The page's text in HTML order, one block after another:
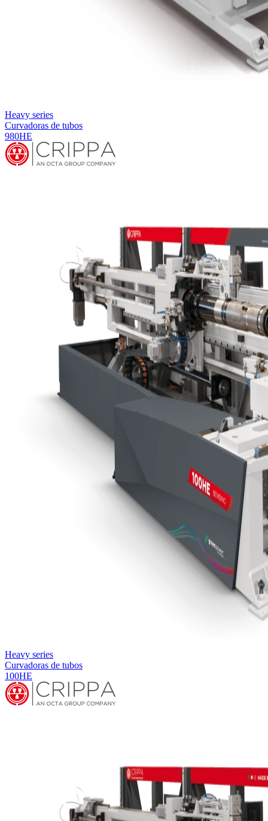
Heavy series
Curvadoras de tubos
980HE
Heavy series
Curvadoras de tubos
100HE